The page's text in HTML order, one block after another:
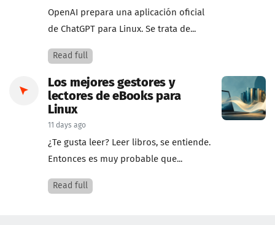
OpenAI prepara una aplicación oficial
de ChatGPT para Linux. Se trata de...
Read full
Los mejores gestores y
lectores de eBooks para
Linux
11 days ago
¿Te gusta leer? Leer libros, se entiende.
Entonces es muy probable que...
Read full